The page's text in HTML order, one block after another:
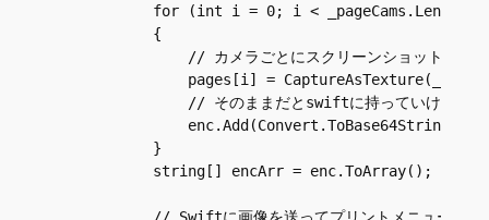
for (int i = 0; i < _pageCams.Length;
            {
// カメラごとにスクリーンショ
pages[i] =
// そのままだとswiftに持っ
            }
            string[] encArr = enc.ToArray();
// Swiftに画像を送ってプリントメニューを出